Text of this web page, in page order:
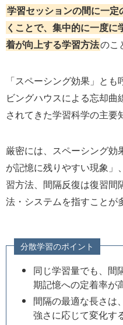
学習セッションの間に一
くことで、集中的に一度
着が向上する学習方法のこ
「スペーシング効果」と
ビングハウスによる忘却曲
されてきた学習科学の主要
厳密には、スペーシング効
が記憶に残りやすい現象」
習方法、間隔反復は復習間
法・システムを指すことが
分散学習のポイント
同じ学習量でも、間
期記憶への定着率が
間隔の最適な長さは
強さに応じて変化す